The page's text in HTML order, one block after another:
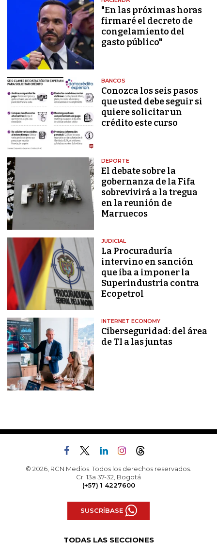
"En las próximas horas
firmaré el decreto de
congelamiento del
gasto público"
BANCOS
Conozca los seis pasos
que usted debe seguir si
quiere solicitar un
crédito este curso
DEPORTE
El debate sobre la
gobernanza de la Fifa
sobrevivirá a la tregua
en la reunión de
Marruecos
JUDICIAL
La Procuraduría
intervino en sanción
que iba a imponer la
Superindustria contra
Ecopetrol
INTERNET ECONOMY
Ciberseguridad: del área
de TI a las juntas
© 2026, RCN Medios. Todos los derechos reservados.
Cr. 13a 37-32, Bogotá
(+57) 1 4227600
SUSCRÍBASE
TODAS LAS SECCIONES